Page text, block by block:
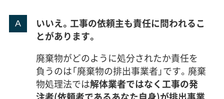
いいえ。工事の依頼主も責任に問われるこ
とがあります。
廃棄物がどのように処分されたか責任を
負うのは「廃棄物の排出事業者」です。廃棄
物処理法では解体業者ではなく工事の発